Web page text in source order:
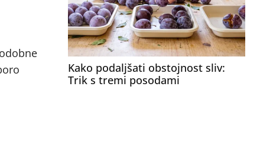
Kako podaljšati obstojnost sliv:
Trik s tremi posodami